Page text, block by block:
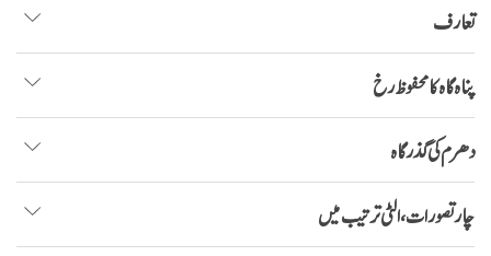
تعارف
پناہ گاہ کا محفوظ رخ
دھرم کی گذرگاہ
چار تصورات، الٹی ترتیب میں